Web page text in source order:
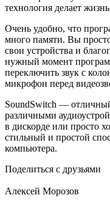
технология делает
Очень удобно, что
много памяти. Вы просто
свои устройства и
нужный момент
переключить звук с
микрофон перед
SoundSwitch —
различными
в дискорде или просто
стильный и простой
компьютера.
Поделиться с друзьями
Алексей Морозов